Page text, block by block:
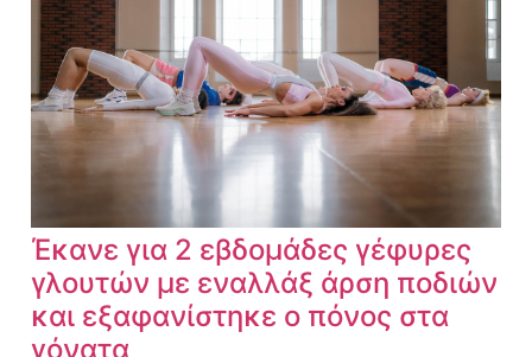
Έκανε για 2 εβδομάδες γέφυρες
γλουτών με εναλλάξ άρση ποδιών
και εξαφανίστηκε ο πόνος στα
γόνατα